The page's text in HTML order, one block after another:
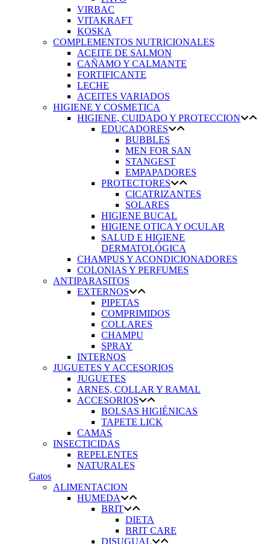
VIRBAC
VITAKRAFT
KOSKA
COMPLEMENTOS NUTRICIONALES
ACEITE DE SALMON
CAÑAMO Y CALMANTE
FORTIFICANTE
LECHE
ACEITES VARIADOS
HIGIENE Y COSMETICA
HIGIENE, CUIDADO Y PROTECCION
EDUCADORES
BUBBLES
MEN FOR SAN
STANGEST
EMPAPADORES
PROTECTORES
CICATRIZANTES
SOLARES
HIGIENE BUCAL
HIGIENE OTICA Y OCULAR
SALUD E HIGIENE
DERMATOLÓGICA
CHAMPUS Y ACONDICIONADORES
COLONIAS Y PERFUMES
ANTIPARASITOS
EXTERNOS
PIPETAS
COMPRIMIDOS
COLLARES
CHAMPU
SPRAY
INTERNOS
JUGUETES Y ACCESORIOS
JUGUETES
ARNES, COLLAR Y RAMAL
ACCESORIOS
BOLSAS HIGIÉNICAS
TAPETE LICK
CAMAS
INSECTICIDAS
REPELENTES
NATURALES
Gatos
ALIMENTACION
HUMEDA
BRIT
DIETA
BRIT CARE
DISUGUAL